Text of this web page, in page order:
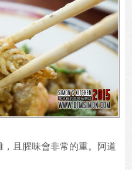
且腥味會非常的重。阿道